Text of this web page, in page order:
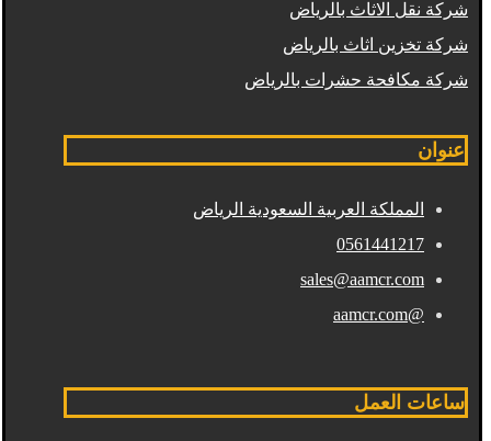
شركة نقل الاثاث بالرياض
شركة تخزين اثاث بالرياض
شركة مكافحة حشرات بالرياض
عنوان
المملكة العربية السعودية الرياض
0561441217
sales@aamcr.com
@aamcr.com
ساعات العمل